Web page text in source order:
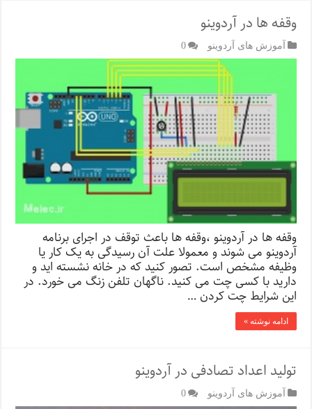
وقفه ها در آردوینو
آموزش های آردوینو 0
وقفه ها در آردوینو ،وقفه ها باعث توقف در اجرای برنامه
آردوینو می شوند و معمولا علت آن رسیدگی به یک کار یا
وظیفه مشخص است. تصور کنید که در خانه نشسته اید و
دارید با کسی چت می کنید. ناگهان تلفن زنگ می خورد. در
این شرایط چت کردن …
ادامه نوشته »
تولید اعداد تصادفی در آردوینو
آموزش های آردوینو 0